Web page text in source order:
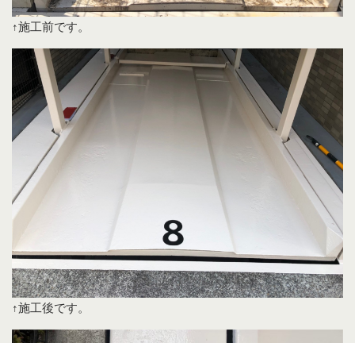
↑施工前です。
↑施工後です。